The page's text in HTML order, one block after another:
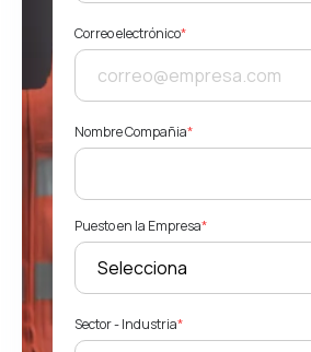
Correo electrónico*
Nombre Compañia*
Puesto en la Empresa*
Sector - Industria*